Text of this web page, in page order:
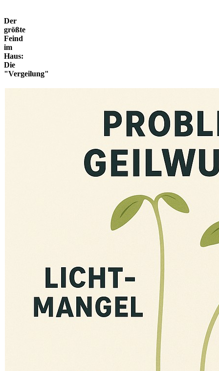
Der
größte
Feind
im
Haus:
Die
"Vergeilung"